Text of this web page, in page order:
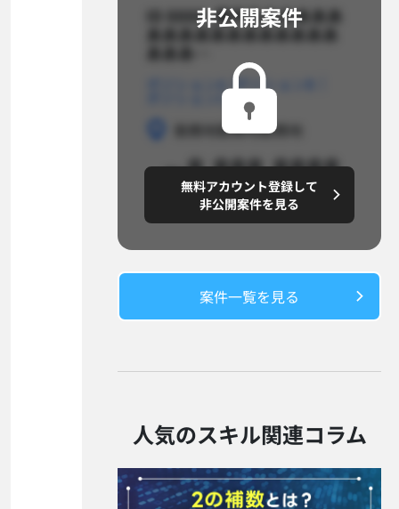
ID 8888_案件名あああああ
ああああああああああああ
ポジションA ポジションB
ポジションC
勤務地勤務地
～8,888,8888
円/月
非公開案件​
無料アカウント登録して
非公開案件を見る
案件一覧を見る​
人気のスキル関連コラム